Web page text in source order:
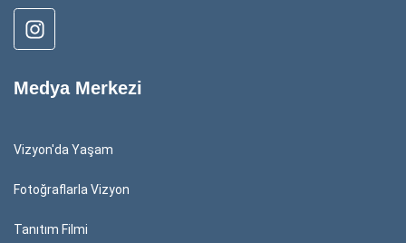
Medya Merkezi
Vizyon'da Yaşam
Fotoğraflarla Vizyon
Tanıtım Filmi